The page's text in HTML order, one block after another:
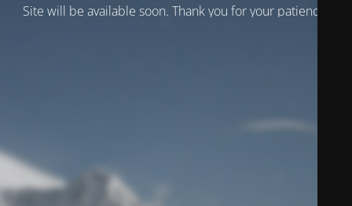
Site will be available soon. Thank you for your patience!